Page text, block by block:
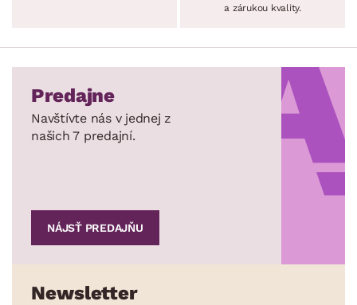
a zárukou kvality.
Predajne
Navštívte nás v jednej z
našich 7 predajní.
NÁJSŤ PREDAJŇU
Newsletter